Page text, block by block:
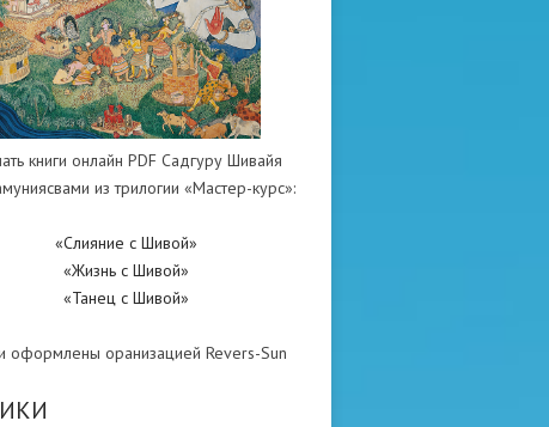
книги онлайн PDF Садгуру Шивайя
из трилогии «Мастер-курс»:
«Слияние с Шивой»
«Жизнь с Шивой»
«Танец с Шивой»
оформлены оранизацией Revers-Sun